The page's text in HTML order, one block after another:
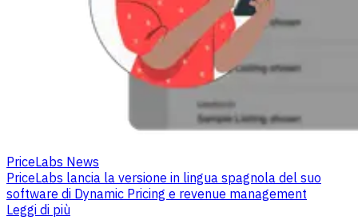
PriceLabs News
PriceLabs lancia la versione in lingua spagnola del suo
software di Dynamic Pricing e revenue management
Leggi di più